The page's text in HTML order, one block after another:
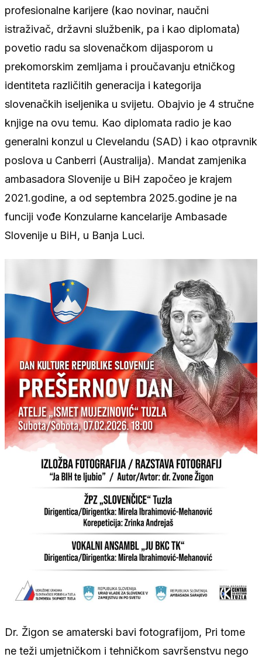
profesionalne karijere (kao novinar, naučni
istraživač, državni službenik, pa i kao diplomata)
povetio radu sa slovenačkom dijasporom u
prekomorskim zemljama i proučavanju etničkog
identiteta različitih generacija i kategorija
slovenačkih iseljenika u svijetu. Obajvio je 4 stručne
knjige na ovu temu. Kao diplomata radio je kao
generalni konzul u Clevelandu (SAD) i kao otpravnik
poslova u Canberri (Australija). Mandat zamjenika
ambasadora Slovenije u BiH započeo je krajem
2021.godine, a od septembra 2025.godine je na
funciji vođe Konzularne kancelarije Ambasade
Slovenije u BiH, u Banja Luci.
Dr. Žigon se amaterski bavi fotografijom, Pri tome
ne teži umjetničkom i tehničkom savršenstvu nego